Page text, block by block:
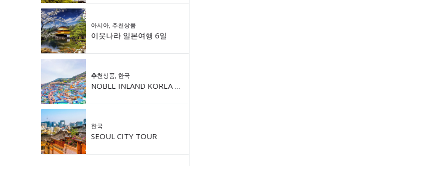
아시아, 추천상품
이웃나라 일본여행 6일
추천상품, 한국
NOBLE INLAND KOREA 9DAY
한국
SEOUL CITY TOUR